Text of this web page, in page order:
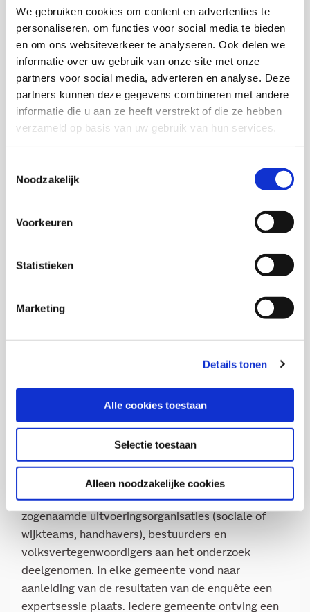
We gebruiken cookies om content en advertenties te
personaliseren, om functies voor social media te bieden
en om ons websiteverkeer te analyseren. Ook delen we
informatie over uw gebruik van onze site met onze
partners voor social media, adverteren en analyse. Deze
partners kunnen deze gegevens combineren met andere
informatie die u aan ze heeft verstrekt of die ze hebben
verzameld op basis van uw gebruik van hun services.
Noodzakelijk
Voorkeuren
Statistieken
Marketing
Details tonen
Alle cookies toestaan
Selectie toestaan
Alleen noodzakelijke cookies
kan gebruikt worden om de gemeente weerbaarder
te maken.
Neem goede preventieve
maatregelen: zet bijvoorbeeld geen
namen en persoonlijke e-
voor meerdere woordvoerders op
een gevoelig dossier. Zorg ook voor
medewerkers tijdens een incident en
Instituut met subsidie van het ministerie van BZK
in vijf gemeenten (divers van omvang) onderzoek
uit naar de aard, omvang en aanpak van intimidatie,
bedreiging en omkoping. In totaal bevroegen zij –
middels een online enquête – aan 2.080
medewerkers. Het merendeel betrof gemeentelijke
ambtenaren, maar er hebben ook medewerkers van
zogenaamde uitvoeringsorganisaties (sociale of
wijkteams, handhavers), bestuurders en
volksvertegenwoordigers aan het onderzoek
deelgenomen. In elke gemeente vond naar
aanleiding van de resultaten van de enquête een
expertsessie plaats. Iedere gemeente ontving een